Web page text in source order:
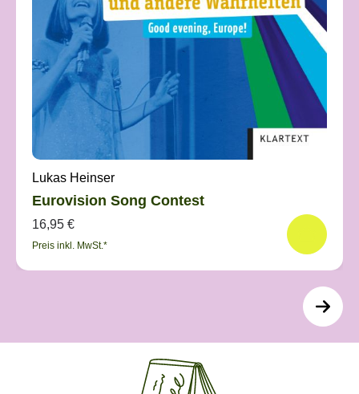
Lukas Heinser
Eurovision Song Contest
16,95 €
Preis inkl. MwSt.*